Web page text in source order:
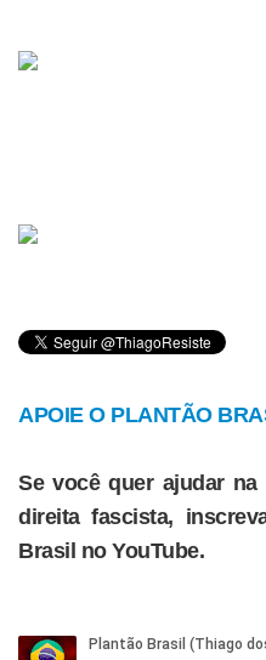
APOIE O PLANTÃO
Se você quer ajudar
direita fascista,
Brasil no YouTube.